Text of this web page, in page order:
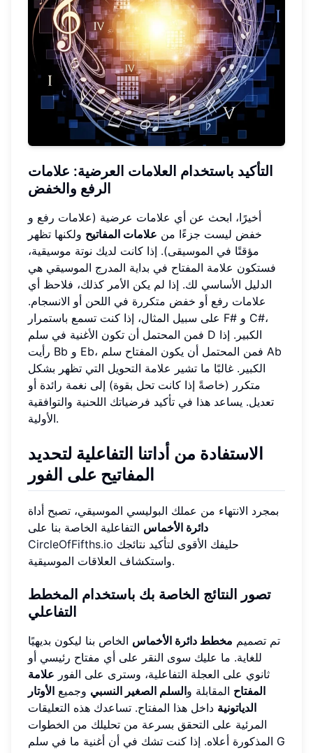
التأكيد باستخدام العلامات العرضية: علامات
الرفع والخفض
أخيرًا، ابحث عن أي علامات عرضية (علامات رفع و
خفض ليست جزءًا من علامات المفاتيح ولكنها تظهر
مؤقتًا في الموسيقى). إذا كانت لديك نوتة موسيقية،
فستكون علامة المفتاح في بداية المدرج الموسيقي هي
الدليل الأساسي لك. إذا لم يكن الأمر كذلك، فلاحظ أي
علامات رفع أو خفض متكررة في اللحن أو الانسجام.
على سبيل المثال، إذا كنت تسمع باستمرار F# و C#،
فمن المحتمل أن تكون الأغنية في سلم D الكبير. إذا
رأيت Bb و Eb، فمن المحتمل أن يكون المفتاح سلم Ab
الكبير. غالبًا ما تشير علامة التحويل التي تظهر بشكل
متكرر (خاصةً إذا كانت تحل بقوة) إلى نغمة رائدة أو
تعديل. يساعد هذا في تأكيد فرضياتك اللحنية والتوافقية
الأولية.
الاستفادة من أداتنا التفاعلية لتحديد
المفاتيح على الفور
بمجرد الانتهاء من عملك البوليسي الموسيقي، تصبح أداة
دائرة الأخماس التفاعلية الخاصة بنا على
CircleOfFifths.io
واستكشاف العلاقات الموسيقية.
تصور النتائج الخاصة بك باستخدام المخطط
التفاعلي
تم تصميم مخطط دائرة الأخماس الخاص بنا ليكون بديهيًا
للغاية. ما عليك سوى النقر على أي مفتاح رئيسي أو
ثانوي على العجلة التفاعلية، وسترى على الفور علامة
المفتاح المقابلة والسلم الصغير النسبي وجميع الأوتار
الدياتونية داخل هذا المفتاح. تساعدك هذه التعليقات
المرئية على التحقق بسرعة من تحليلك من الخطوات
المذكورة أعلاه. إذا كنت تشك في أن أغنية ما في سلم G